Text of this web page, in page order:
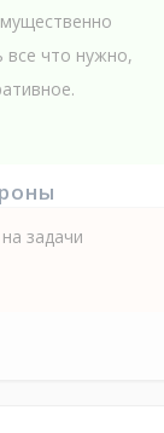
все что нужно,
задачи